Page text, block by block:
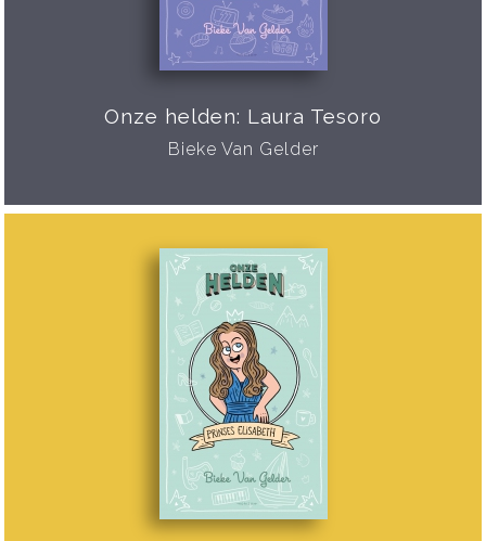
Onze helden: Laura Tesoro
Bieke Van Gelder